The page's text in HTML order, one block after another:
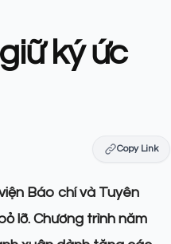
ký ức
Copy Link
Báo chí và Tuyên
lỡ. Chương trình năm